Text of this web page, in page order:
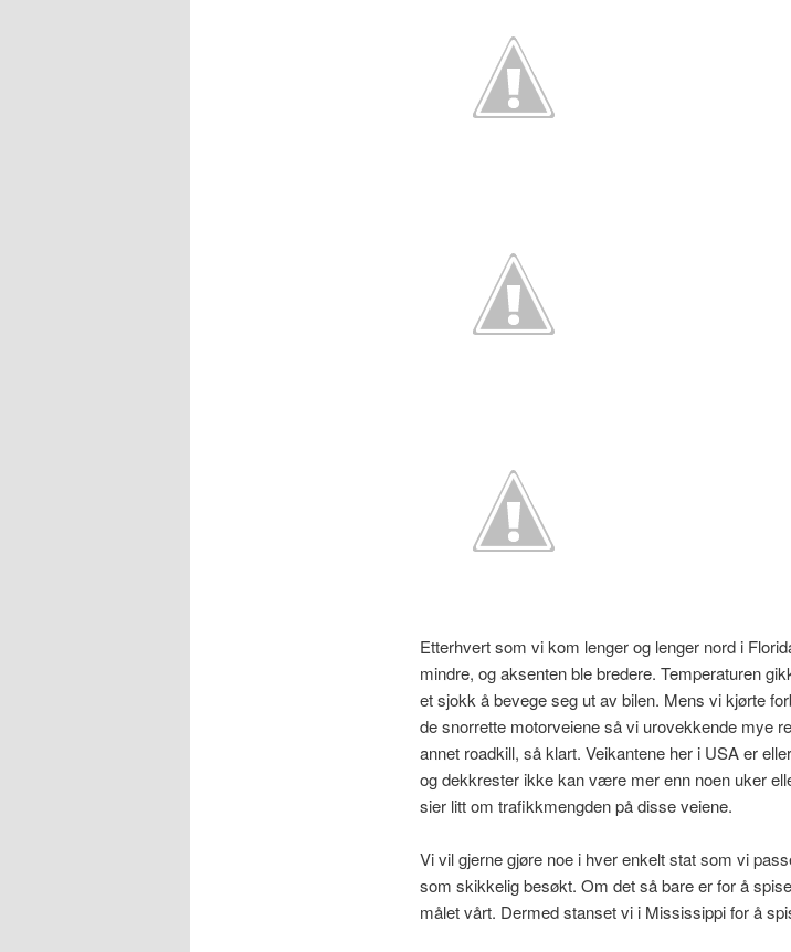
Etterhvert som vi kom lenger og lenger nord i
mindre, og aksenten ble bredere. Temperaturen
et sjokk å bevege seg ut av bilen. Mens vi kjørte
de snorrette motorveiene så vi urovekkende mye
annet roadkill, så klart. Veikantene her i USA er
og dekkrester ikke kan være mer enn noen uker
sier litt om trafikkmengden på disse veiene.
Vi vil gjerne gjøre noe i hver enkelt stat som vi
som skikkelig besøkt. Om det så bare er for å
målet vårt. Dermed stanset vi i Mississippi for å